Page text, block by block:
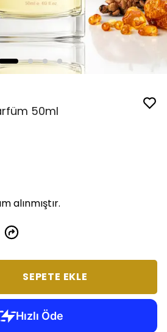
50ml
alınmıştır.
SEPETE EKLE